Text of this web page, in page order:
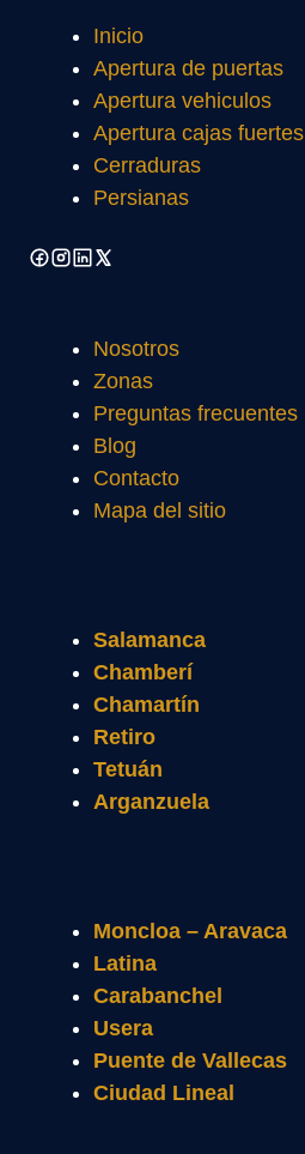
Inicio
Apertura de puertas
Apertura vehiculos
Apertura cajas fuertes
Cerraduras
Persianas
Nosotros
Zonas
Preguntas frecuentes
Blog
Contacto
Mapa del sitio
Salamanca
Chamberí
Chamartín
Retiro
Tetuán
Arganzuela
Moncloa – Aravaca
Latina
Carabanchel
Usera
Puente de Vallecas
Ciudad Lineal